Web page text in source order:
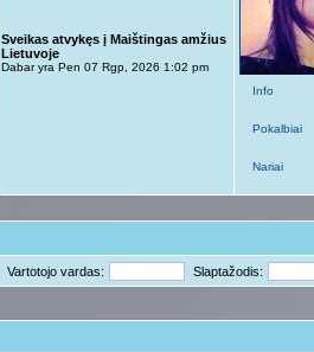
Sveikas atvykęs į Maištingas amžius
Lietuvoje
Dabar yra Pen 07 Rgp, 2026 1:02 pm
Info
Pokalbiai
Nariai
Vartotojo vardas: Slaptažodis: